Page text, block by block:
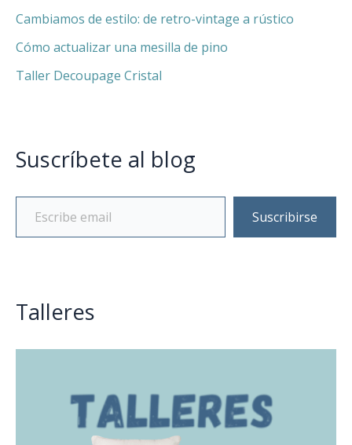
Cambiamos de estilo: de retro-vintage a rústico
Cómo actualizar una mesilla de pino
Taller Decoupage Cristal
Suscríbete al blog
Suscribirse
Talleres